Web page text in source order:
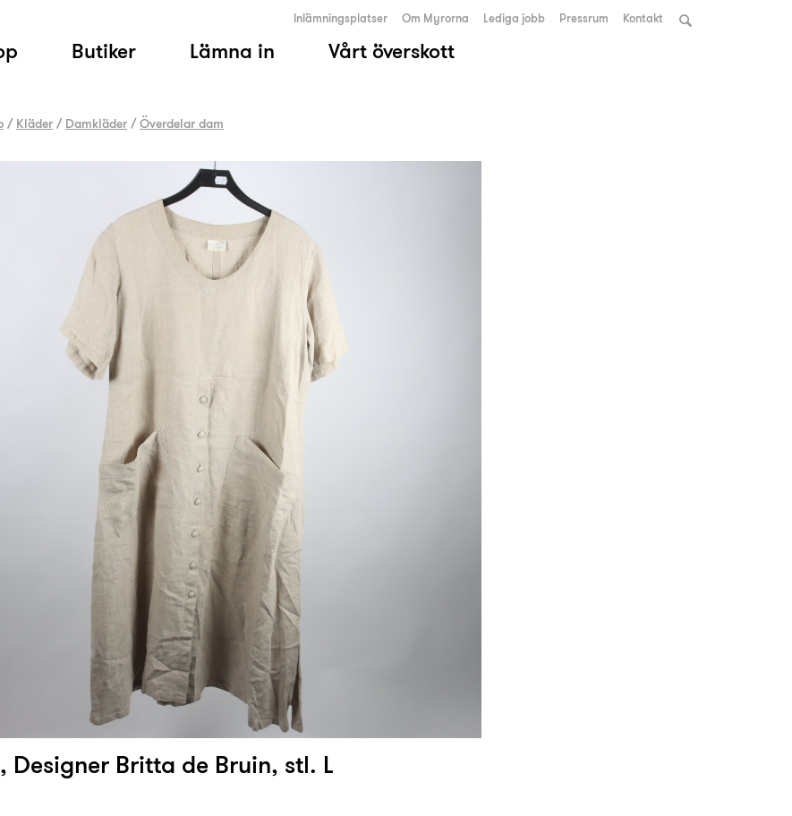
Butiker Lämna in Vårt överskott
Inlämningsplatser Om Myrorna Lediga jobb Pressrum Kontakt
/ Kläder / Damkläder /Överdelar dam
Designer Britta de Bruin, stl. L